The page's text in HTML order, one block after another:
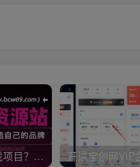
你还在到处找项目？还在当韭菜？我靠卖项目一个月收入5万+，曾经我也是个失败者。